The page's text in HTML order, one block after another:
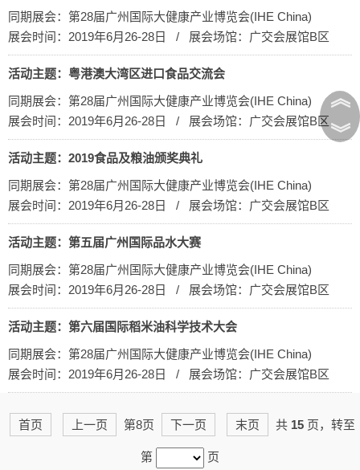
同期展会：第28届广州国际大健康产业博览会(IHE China)
展会时间：2019年6月26-28日 / 展会场馆：广交会展馆B区
活动主题：粤港澳大湾区进口食品交流会
同期展会：第28届广州国际大健康产业博览会(IHE China)
展会时间：2019年6月26-28日 / 展会场馆：广交会展馆B区
活动主题：2019食品及粮油颁奖典礼
同期展会：第28届广州国际大健康产业博览会(IHE China)
展会时间：2019年6月26-28日 / 展会场馆：广交会展馆B区
活动主题：第五届广州国际品水大赛
同期展会：第28届广州国际大健康产业博览会(IHE China)
展会时间：2019年6月26-28日 / 展会场馆：广交会展馆B区
活动主题：第六届国际稻米油科学技术大会
同期展会：第28届广州国际大健康产业博览会(IHE China)
展会时间：2019年6月26-28日 / 展会场馆：广交会展馆B区
首页 上一页 第8页 下一页 末页 共 15页，转至
第 页
︽
︾